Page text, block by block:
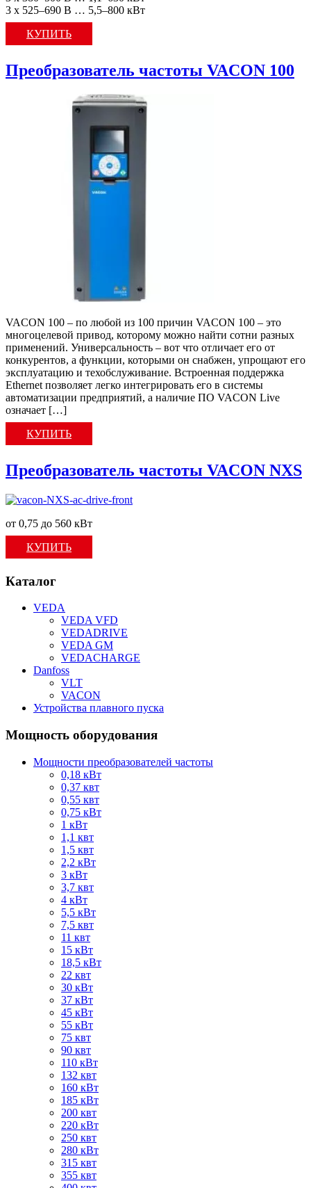
3 x 525–690 В … 5,5–800 кВт
КУПИТЬ
Преобразователь частоты VACON 100
VACON 100 – по любой из 100 причин VACON 100 – это
многоцелевой привод, которому можно найти сотни разных
применений. Универсальность – вот что отличает его от
конкурентов, а функции, которыми он снабжен, упрощают его
эксплуатацию и техобслуживание. Встроенная поддержка
Ethernet позволяет легко интегрировать его в системы
автоматизации предприятий, а наличие ПО VACON Live
означает […]
КУПИТЬ
Преобразователь частоты VACON NXS
от 0,75 до 560 кВт
КУПИТЬ
Каталог
VEDA
VEDA VFD
VEDADRIVE
VEDA GM
VEDACHARGE
Danfoss
VLT
VACON
Устройства плавного пуска
Мощность оборудования
Мощности преобразователей частоты
0,18 кВт
0,37 квт
0,55 квт
0,75 кВт
1 кВт
1,1 квт
1,5 квт
2,2 кВт
3 кВт
3,7 квт
4 кВт
5,5 кВт
7,5 квт
11 квт
15 кВт
18,5 кВт
22 квт
30 кВт
37 кВт
45 кВт
55 кВт
75 квт
90 квт
110 кВт
132 квт
160 кВт
185 кВт
200 квт
220 кВт
250 квт
280 кВт
315 квт
355 квт